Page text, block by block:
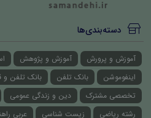
دسته‌بندی‌ها
آموزش و پرورش آموزش و پژوهش
اینفوموشن
بانک تلفن بانک تلفن و
تخصصی مشترک
دین و زندگی عمومی
رشته ریاضی
زیست شناسی عربی